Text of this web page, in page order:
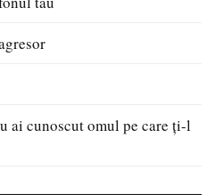
ai cunoscut omul pe care ți-l